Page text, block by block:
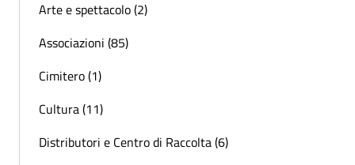
Arte e spettacolo (2)
Associazioni (85)
Cimitero (1)
Cultura (11)
Distributori e Centro di Raccolta (6)